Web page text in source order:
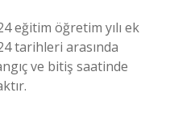
eğitim öğretim yılı ek
tarihleri ​​arasında
​​ve bitiş saatinde